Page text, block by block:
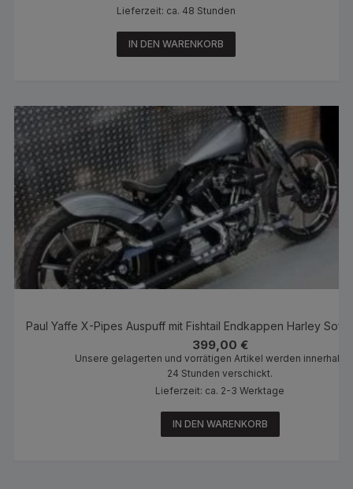
Lieferzeit: ca. 48 Stunden
IN DEN WARENKORB
Paul Yaffe X-Pipes Auspuff mit Fishtail Endkappen Harley
399,00 €
Unsere gelagerten und vorrätigen Artikel werden innerhalb
24 Stunden verschickt.
Lieferzeit: ca. 2-3 Werktage
IN DEN WARENKORB